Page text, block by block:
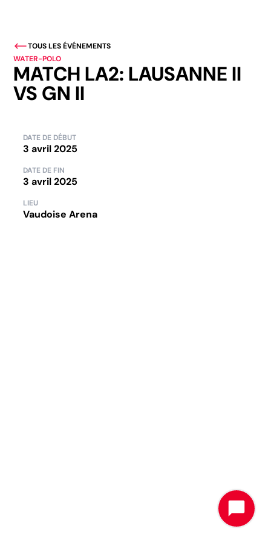
TOUS LES ÉVÉNEMENTS
WATER-POLO
MATCH LA2: LAUSANNE II
VS GN II
DATE DE DÉBUT
3 avril 2025
DATE DE FIN
3 avril 2025
LIEU
Vaudoise Arena